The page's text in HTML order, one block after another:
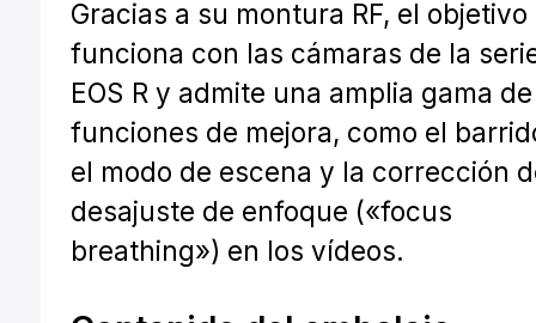
Gracias a su montura RF, el objetivo
funciona con las cámaras de la
EOS R y admite una amplia gama de
funciones de mejora, como el
el modo de escena y la corrección
desajuste de enfoque («focus
breathing») en los vídeos.